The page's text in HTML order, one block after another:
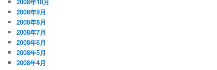
2008年9月
2008年8月
2008年7月
2008年6月
2008年5月
2008年4月